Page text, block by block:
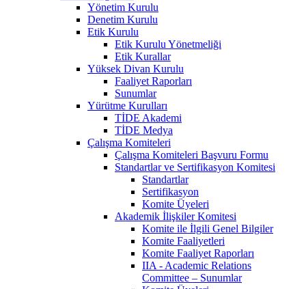
Yönetim Kurulu
Denetim Kurulu
Etik Kurulu
Etik Kurulu Yönetmeliği
Etik Kurallar
Yüksek Divan Kurulu
Faaliyet Raporları
Sunumlar
Yürütme Kurulları
TİDE Akademi
TİDE Medya
Çalışma Komiteleri
Çalışma Komiteleri Başvuru Formu
Standartlar ve Sertifikasyon Komitesi
Standartlar
Sertifikasyon
Komite Üyeleri
Akademik İlişkiler Komitesi
Komite ile İlgili Genel Bilgiler
Komite Faaliyetleri
Komite Faaliyet Raporları
IIA - Academic Relations
Committee – Sunumlar